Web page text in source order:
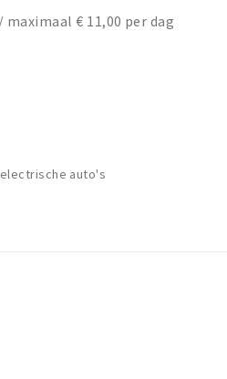
€ 11,00 per dag
auto's